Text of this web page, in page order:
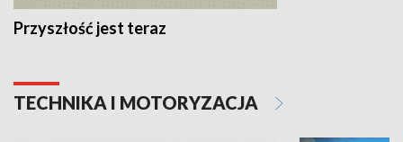
Przyszłość jest teraz
TECHNIKA I MOTORYZACJA